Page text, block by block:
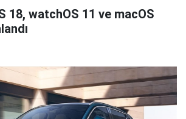
18, watchOS 11 ve macOS